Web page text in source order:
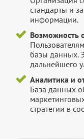
стандарты и
информации.
Возможность
базы данных.
дальнейшего
Аналитика и
База данных
стратегии в